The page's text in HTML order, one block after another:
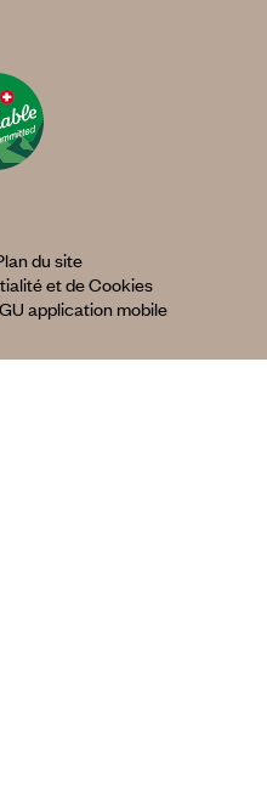
du site
et de Cookies
application mobile